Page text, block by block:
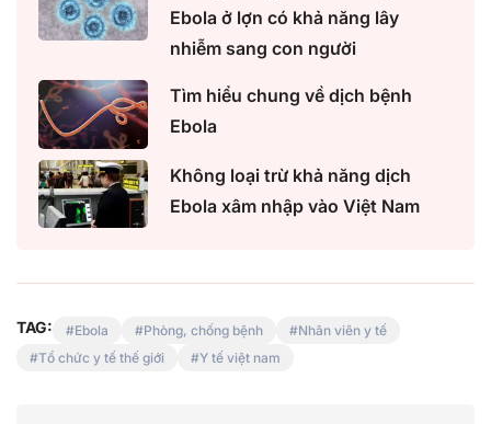
Ebola ở lợn có khả năng lây
nhiễm sang con người
Tìm hiểu chung về dịch bệnh
Ebola
Không loại trừ khả năng dịch
Ebola xâm nhập vào Việt Nam
TAG: Ebola Phòng, chống bệnh
Nhân viên y tế
Tổ chức y tế thế giới
Y tế việt nam